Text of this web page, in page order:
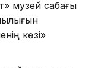
музей сабағы
көзі»